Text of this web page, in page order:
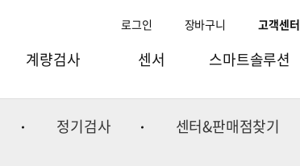
로그인 장바구니 고객센터
계량검사
과일선별기
센서 스마트솔루션
스마트팩토리
정기검사 센터&판매점찾기